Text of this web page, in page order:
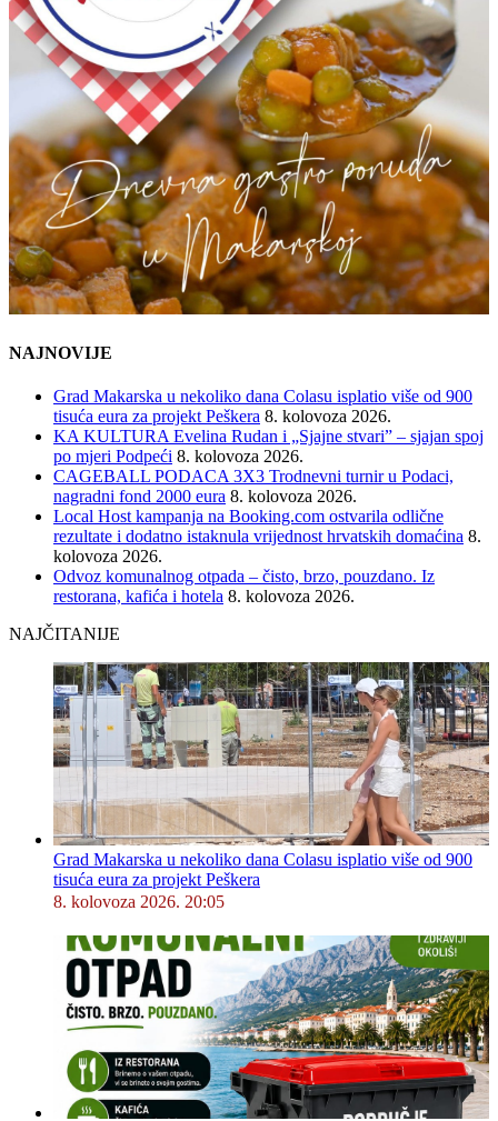
NAJNOVIJE
Grad Makarska u nekoliko dana Colasu isplatio više od 900
tisuća eura za projekt Peškera 8. kolovoza 2026.
KA KULTURA Evelina Rudan i „Sjajne stvari” – sjajan spoj
po mjeri Podpeći 8. kolovoza 2026.
CAGEBALL PODACA 3X3 Trodnevni turnir u Podaci,
nagradni fond 2000 eura 8. kolovoza 2026.
Local Host kampanja na Booking.com ostvarila odlične
rezultate i dodatno istaknula vrijednost hrvatskih domaćina 8.
kolovoza 2026.
Odvoz komunalnog otpada – čisto, brzo, pouzdano. Iz
restorana, kafića i hotela 8. kolovoza 2026.
NAJČITANIJE
Grad Makarska u nekoliko dana Colasu isplatio više od 900
tisuća eura za projekt Peškera
8. kolovoza 2026. 20:05